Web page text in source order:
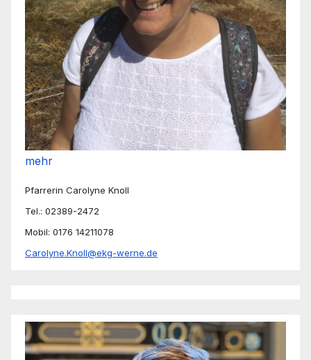
mehr
Pfarrerin Carolyne Knoll
Tel.: 02389-2472
Mobil: 0176 14211078
Carolyne.Knoll@ekg-werne.de